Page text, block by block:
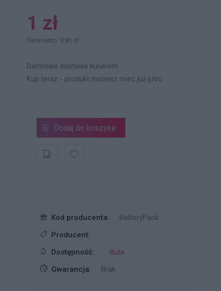
1 zł
Cena netto: 0,81 zł
Darmowa dostawa kurierem
Kup teraz - produkt możesz mieć już jutro
Dodaj do koszyka
Kod producenta:
BatteryPack
Producent:
Dostępność:
duża
Gwarancja:
Brak